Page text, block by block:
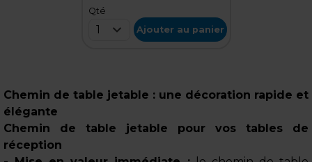
Qté
1 Ajouter au panier
Chemin de table jetable : une décoration rapide et
élégante
Chemin de table jetable pour vos tables de
réception